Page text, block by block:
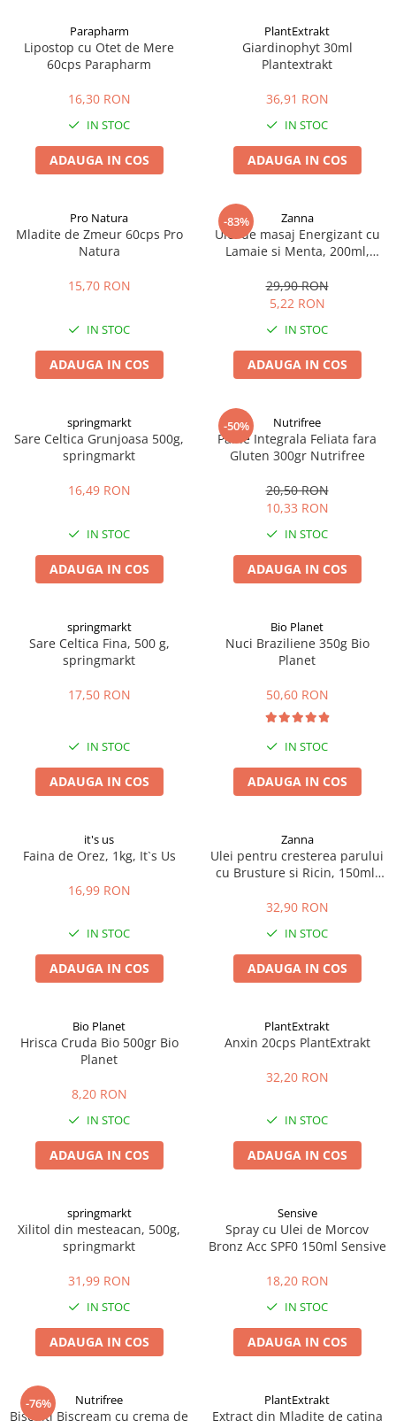
Sanatatea ochilor
Hepato-biliare
Glanda tiroida
Probleme renale
Prostata, urologie
Sistemul osos
Produse naturiste
Antiinflamator
Antitumorale
Articulatii sanatoase
Cardiovasculare
Imunitate
Memorie
Produse sanatate sexuala
Produse pentru Ea
Produse pentru sportivi
Suplimente fitness
Batoane proteice
Pentru antrenament
Mama si copilul
Sarcina si alaptare
Indulcitori
Miere
Bomboane
Gume de mestecat
Siropuri, gemuri
Ciocolata
Miere Manuka
Mancare sanatoasa
Leguminoase
Uleiuri alimentare
Ulei CBD
Produse instant
Atelierul de cafea si ceaiuri
Ceaiuri simple
Ceaiuri medicinale compuse
Ceaiuri Maté
Cafea verde
Alte produse din Cocos
Geluri de dus naturale
Vopsele
Produse de uz casnic
Produse pentru bucatarie
Produse igienizare
Deodorante
Igiena orala
Protectie antivirala
Sare de baie
Detergenti Bio
Parapharm
Lipostop cu Otet de Mere
60cps Parapharm
16,30 RON
IN STOC
ADAUGA IN COS
PlantExtrakt
Giardinophyt 30ml
Plantextrakt
36,91 RON
IN STOC
ADAUGA IN COS
Pro Natura
Mladite de Zmeur 60cps Pro
Natura
15,70 RON
IN STOC
ADAUGA IN COS
-83% Zanna
Ulei de masaj Energizant cu
Lamaie si Menta, 200ml,
29,90 RON
5,22 RON
IN STOC
ADAUGA IN COS
springmarkt
Sare Celtica Grunjoasa 500g,
springmarkt
16,49 RON
IN STOC
ADAUGA IN COS
-50% Nutrifree
Paine Integrala Feliata fara
Gluten 300gr Nutrifree
20,50 RON
10,33 RON
IN STOC
ADAUGA IN COS
springmarkt
Sare Celtica Fina, 500 g,
springmarkt
17,50 RON
IN STOC
ADAUGA IN COS
Bio Planet
Nuci Braziliene 350g Bio
Planet
50,60 RON
IN STOC
ADAUGA IN COS
it's us
Faina de Orez, 1kg, It`s Us
16,99 RON
IN STOC
ADAUGA IN COS
Zanna
Ulei pentru cresterea parului
cu Brusture si Ricin, 150ml,
32,90 RON
IN STOC
ADAUGA IN COS
Bio Planet
Hrisca Cruda Bio 500gr Bio
Planet
8,20 RON
IN STOC
ADAUGA IN COS
PlantExtrakt
Anxin 20cps PlantExtrakt
32,20 RON
IN STOC
ADAUGA IN COS
springmarkt
Xilitol din mesteacan, 500g,
springmarkt
31,99 RON
IN STOC
ADAUGA IN COS
Sensive
Spray cu Ulei de Morcov
Bronz Acc SPF0 150ml Sensive
18,20 RON
IN STOC
ADAUGA IN COS
-76% Nutrifree
Biscuiti Biscream cu crema de
PlantExtrakt
Extract din Mladite de catina